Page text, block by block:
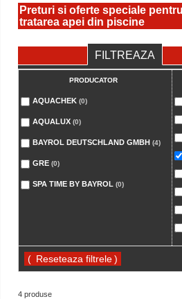
Preturi si oferte speciale
tratarea apei din piscine
FILTREAZA
PRODUCATOR
AQUACHEK (0)
AQUALUX (0)
BAYROL DEUTSCHLAND GMBH (4)
GRE (0)
SPA TIME BY BAYROL (0)
( )
4 produse